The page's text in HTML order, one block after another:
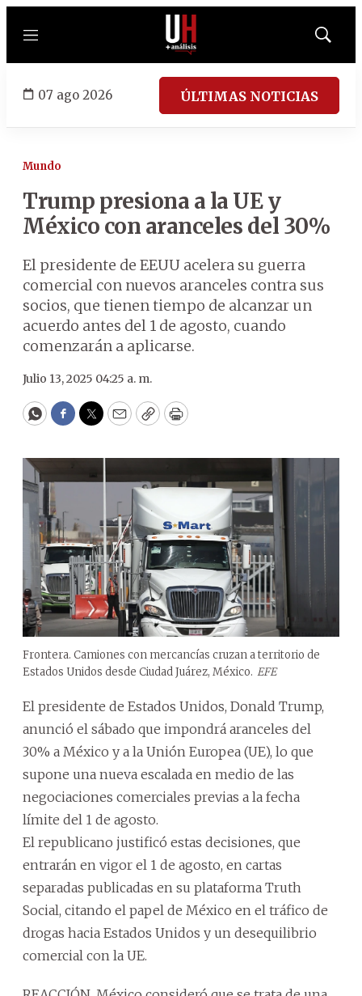
Menú
Mostrar
07 ago 2026 ÚLTIMAS NOTICIAS
Mundo
Trump presiona a la UE y
México con aranceles del 30%
El presidente de EEUU acelera su guerra
comercial con nuevos aranceles contra sus
socios, que tienen tiempo de alcanzar un
acuerdo antes del 1 de agosto, cuando
comenzarán a aplicarse.
Julio 13, 2025 04:25 a. m.
WhatsApp
Facebook
Twitter
EmailCopyPrint
Frontera. Camiones con mercancías cruzan a territorio de
Estados Unidos desde Ciudad Juárez, México. EFE
El presidente de Estados Unidos, Donald Trump,
anunció el sábado que impondrá aranceles del
30% a México y a la Unión Europea (UE), lo que
supone una nueva escalada en medio de las
negociaciones comerciales previas a la fecha
límite del 1 de agosto.
El republicano justificó estas decisiones, que
entrarán en vigor el 1 de agosto, en cartas
separadas publicadas en su plataforma Truth
Social, citando el papel de México en el tráfico de
drogas hacia Estados Unidos y un desequilibrio
comercial con la UE.